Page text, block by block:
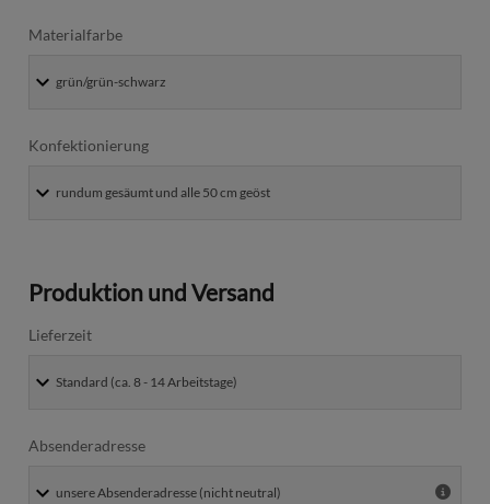
Materialfarbe
Konfektionierung
Produktion und Versand
Lieferzeit
Absenderadresse